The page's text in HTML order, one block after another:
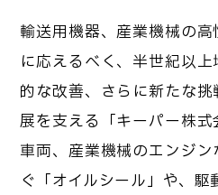
輸送用機器、産業機械の
に応えるべく、半世紀以
的な改善、さらに新たな
展を支える「キーパー株
車両、産業機械のエンジ
ぐ「オイルシール」や、